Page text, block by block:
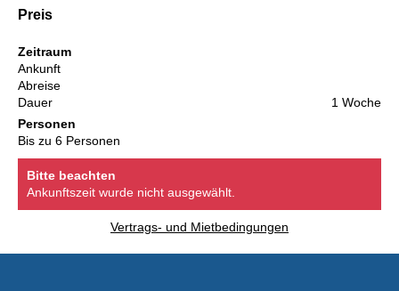
Preis
Zeitraum
Ankunft
Abreise
Dauer
1 Woche
Personen
Bis zu 6 Personen
Bitte beachten
Ankunftszeit wurde nicht ausgewählt.
Vertrags- und Mietbedingungen